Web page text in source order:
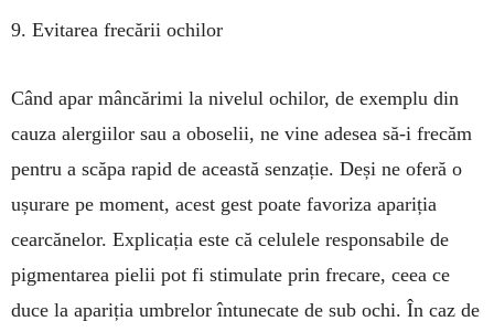
9. Evitarea frecării ochilor
Când apar mâncărimi la nivelul ochilor, de exemplu din
cauza alergiilor sau a oboselii, ne vine adesea să-i frecăm
pentru a scăpa rapid de această senzație. Deși ne oferă o
ușurare pe moment, acest gest poate favoriza apariția
cearcănelor. Explicația este că celulele responsabile de
pigmentarea pielii pot fi stimulate prin frecare, ceea ce
duce la apariția umbrelor întunecate de sub ochi. În caz de